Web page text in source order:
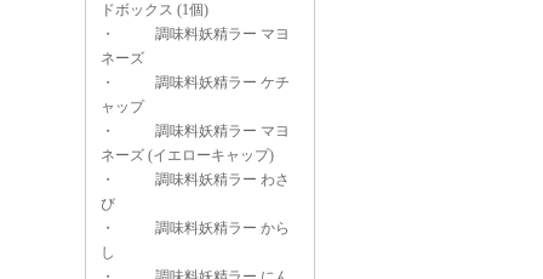
ドボックス (1個)
・
調味料妖精ラー マヨ
ネーズ
・
調味料妖精ラー ケチ
ャップ
・
調味料妖精ラー マヨ
ネーズ (イエローキャップ)
・
調味料妖精ラー わさ
び
・
調味料妖精ラー から
し